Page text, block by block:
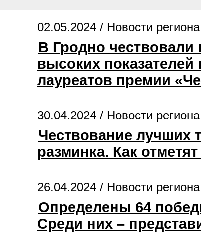
02.05.2024 / Новости региона
В Гродно чествовали
высоких
лауреатов премии
30.04.2024 / Новости региона
Чествование лучших
разминка. Как
26.04.2024 / Новости региона
Определены 64
Среди них –